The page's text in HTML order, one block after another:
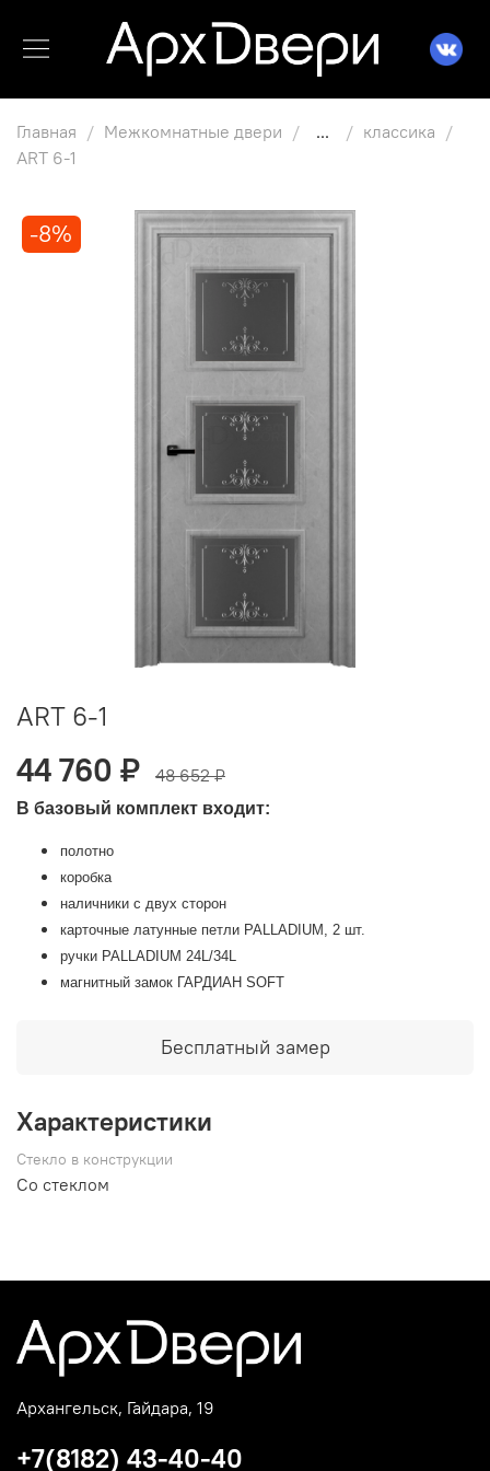
Главная Межкомнатные двери ...
классика
ART 6-1
-8%
ART 6-1
44 760 ₽ 48 652 ₽
В базовый комплект входит:
полотно
коробка
наличники с двух сторон
карточные латунные петли PALLADIUM, 2 шт.
ручки PALLADIUM 24L/34L
магнитный замок ГАРДИАН SOFT
Бесплатный замер
Характеристики
Стекло в конструкции
Со стеклом
Архангельск, Гайдара, 19
+7(8182) 43-40-40